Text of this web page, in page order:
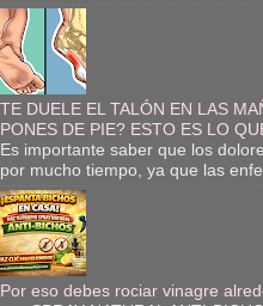
TE DUELE EL TALÓN EN LAS
PONES DE PIE? ESTO ES LO
Es importante saber que los
por mucho tiempo, ya que las
Por eso debes rociar vinagre